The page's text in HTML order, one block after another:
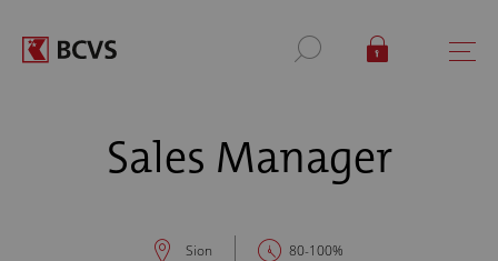
Sales Manager
Sion 80-100%